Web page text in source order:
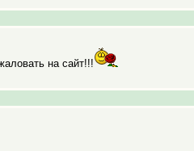
на сайт!!!